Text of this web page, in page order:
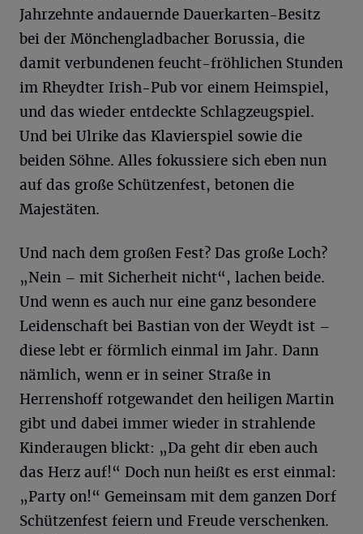
Jahrzehnte andauernde Dauerkarten-Besitz
bei der Mönchengladbacher Borussia, die
damit verbundenen feucht-fröhlichen Stunden
im Rheydter Irish-Pub vor einem Heimspiel,
und das wieder entdeckte Schlagzeugspiel.
Und bei Ulrike das Klavierspiel sowie die
beiden Söhne. Alles fokussiere sich eben nun
auf das große Schützenfest, betonen die
Majestäten.
Und nach dem großen Fest? Das große Loch?
„Nein – mit Sicherheit nicht“, lachen beide.
Und wenn es auch nur eine ganz besondere
Leidenschaft bei Bastian von der Weydt ist –
diese lebt er förmlich einmal im Jahr. Dann
nämlich, wenn er in seiner Straße in
Herrenshoff rotgewandet den heiligen Martin
gibt und dabei immer wieder in strahlende
Kinderaugen blickt: „Da geht dir eben auch
das Herz auf!“ Doch nun heißt es erst einmal:
„Party on!“ Gemeinsam mit dem ganzen Dorf
Schützenfest feiern und Freude verschenken.